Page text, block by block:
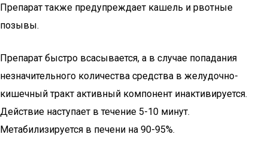
Препарат также предупреждает кашель и рвотные
позывы.
Препарат быстро всасывается, а в случае попадания
незначительного количества средства в желудочно-
кишечный тракт активный компонент инактивируется.
Действие наступает в течение 5-10 минут.
Метабилизируется в печени на 90-95%.